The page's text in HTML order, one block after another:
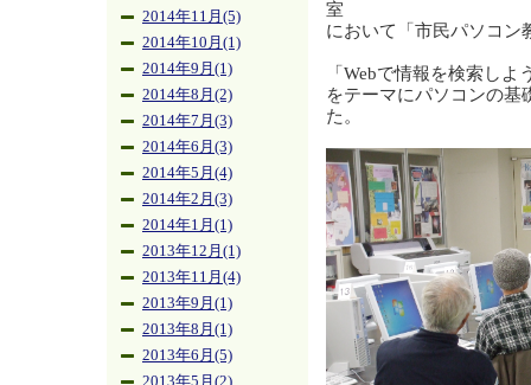
2014年11月(5)
2014年10月(1)
2014年9月(1)
2014年8月(2)
2014年7月(3)
2014年6月(3)
2014年5月(4)
2014年2月(3)
2014年1月(1)
2013年12月(1)
2013年11月(4)
2013年9月(1)
2013年8月(1)
2013年6月(5)
2013年5月(2)
室
において「市民パソコ
「Webで情報を検索し
をテーマにパソコンの基
た。